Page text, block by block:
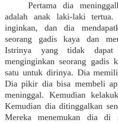
Pertama dia
adalah anak laki-laki
inginkan, dan dia
seorang gadis kaya dan
Istrinya yang tidak
menginginkan seorang gadis
satu untuk dirinya. Dia
Dia pikir dia bisa membeli
meninggal. Kemudian
Kemudian dia ditinggalkan
Mereka menemukan dia di